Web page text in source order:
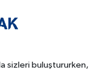
sizleri buluştururken,